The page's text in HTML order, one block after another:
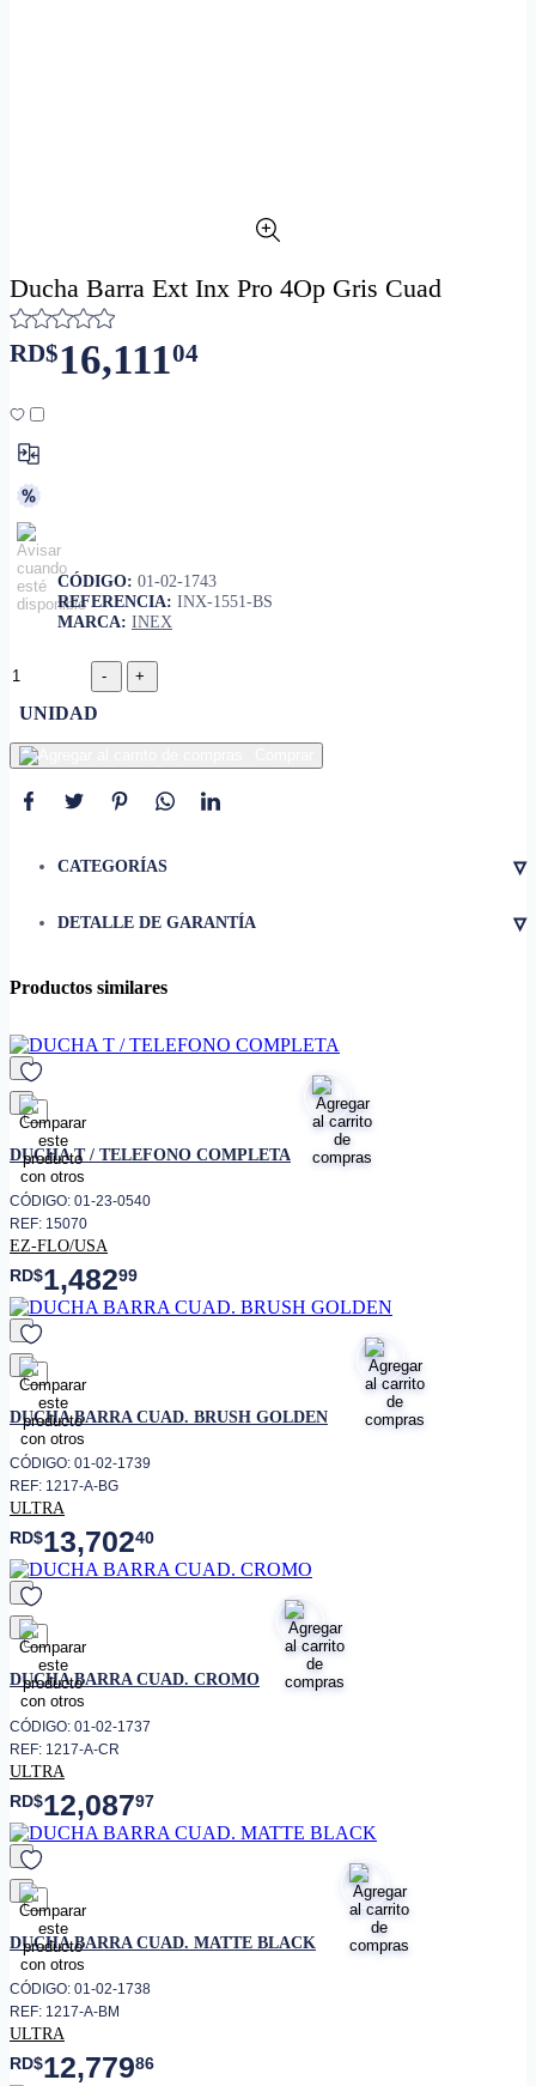
Ducha Barra Ext Inx Pro 4Op Gris Cuad
RD$16,11104
CÓDIGO: 01-02-1743
REFERENCIA: INX-1551-BS
MARCA: INEX
UNIDAD
CATEGORÍAS ▿
DETALLE DE GARANTÍA ▿
Productos similares
favorito
DUCHA T / TELEFONO COMPLETA
CÓDIGO: 01-23-0540
REF: 15070
EZ-FLO/USA
RD$1,48299
favorito
DUCHA BARRA CUAD. BRUSH GOLDEN
CÓDIGO: 01-02-1739
REF: 1217-A-BG
ULTRA
RD$13,70240
favorito
DUCHA BARRA CUAD. CROMO
CÓDIGO: 01-02-1737
REF: 1217-A-CR
ULTRA
RD$12,08797
favorito
DUCHA BARRA CUAD. MATTE BLACK
CÓDIGO: 01-02-1738
REF: 1217-A-BM
ULTRA
RD$12,77986